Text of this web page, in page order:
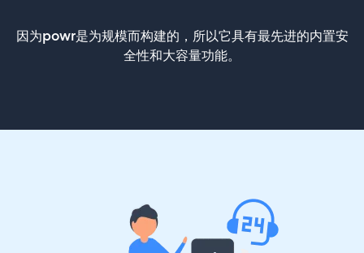
因为powr是为规模而构建的，所以它具有最先进的内置安
全性和大容量功能。